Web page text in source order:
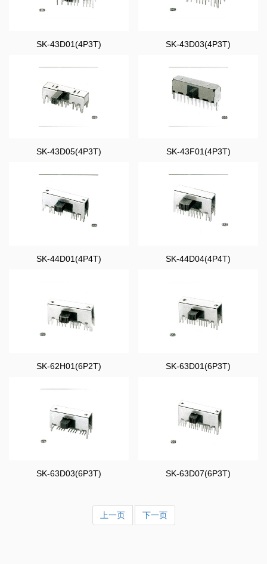
SK-43D01(4P3T) SK-43D03(4P3T)
SK-43D05(4P3T) SK-43F01(4P3T)
SK-44D01(4P4T) SK-44D04(4P4T)
SK-62H01(6P2T) SK-63D01(6P3T)
SK-63D03(6P3T) SK-63D07(6P3T)
上一页 下一页